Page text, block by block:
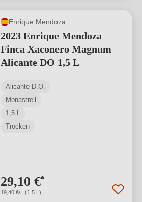
Enrique Mendoza
2023 Enrique Mendoza
Finca Xaconero Magnum
Alicante DO 1,5 L
Alicante D.O.
Monastrell
1,5 L
Trocken
29,10 €*
19,40 €/L (1,5 L)